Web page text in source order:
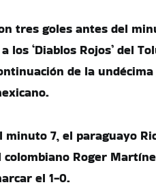
tres goles antes del
los ‘Diablos Rojos’ del
de la
minuto 7, el paraguayo
colombiano Roger
el 1-0.